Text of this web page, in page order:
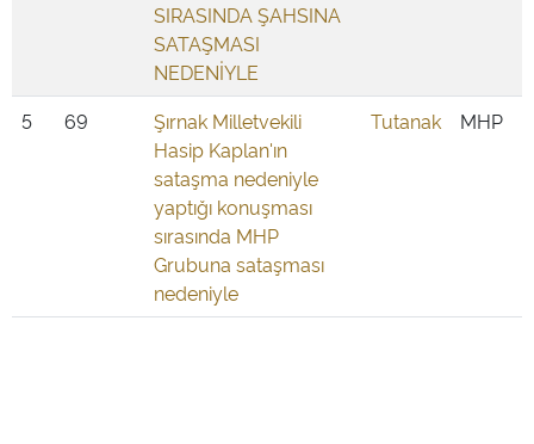
SIRASINDA ŞAHSINA
SATAŞMASI
NEDENİYLE
5 69
Şırnak Milletvekili
Hasip Kaplan'ın
sataşma nedeniyle
yaptığı konuşması
sırasında MHP
Grubuna sataşması
nedeniyle
Tutanak MHP